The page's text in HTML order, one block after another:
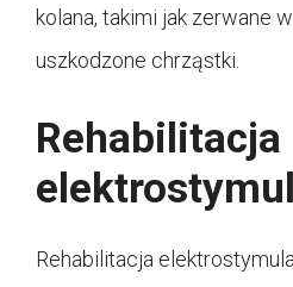
kolana, takimi jak zerwane
uszkodzone chrząstki.
Rehabilitacja
Rehabilitacja